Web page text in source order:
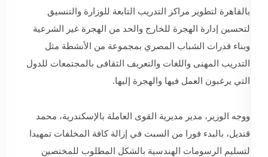
بالقاهرة لتطوير مراكز التدريب التابعة للوزارة والتنسيق
لتحسين إدارة الهجرة للخارج والحد من الهجرة غير الشرعية
وبناء قدرات الشباب المصري بمجموعة من الأنشطة مثل
التدريب المهنى واللغات والتعريف الثقافى بالمجتمعات للدول
التي يرغبون العمل فيها والهجرة إليها.
ووجه الوزير، مدير مديرية القوى العاملة بالإسكندرية، محمد
قنديل، بالبدء فورا من السبت في إزالة كافة المخلفات تمهيدا
لتسليم الرسومات الهندسية بالشكل المطلوب للمختصين